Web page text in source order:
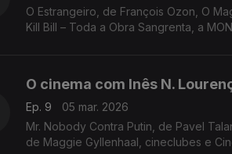
O Estrangeiro, de François Ozon, O
Kill Bill – Toda a Obra Sangrenta, a
O cinema com Inês N.
Ep. 9
05 mar. 2026
Mr. Nobody Contra Putin, de Pavel
de Maggie Gyllenhaal, cineclubes e